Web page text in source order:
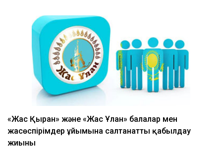
«Жас Қыран» және «Жас Ұлан» балалар мен
жасөспірімдер ұйымына салтанатты қабылдау
жиыны